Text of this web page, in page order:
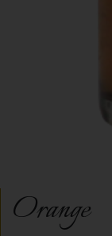
Orange